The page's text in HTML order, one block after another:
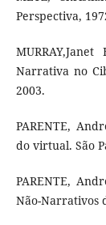
Perspectiva,
Narrativa no
2003.
PARENTE,
do virtual. São
PARENTE,
Não-Narrativos